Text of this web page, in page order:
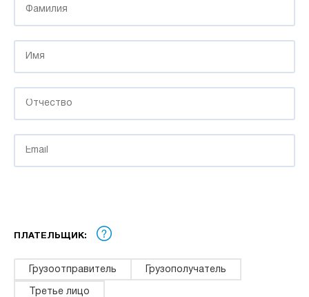
ПЛАТЕЛЬЩИК:
Грузоотправитель Грузополучатель
Третье лицо